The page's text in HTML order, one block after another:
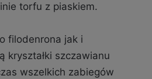
torfu z piaskiem.
filodenrona jak i
kryształki szczawianu
wszelkich zabiegów